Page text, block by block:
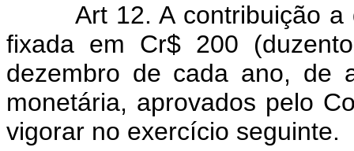
Art 12. A contribuição
fixada em Cr$ 200
dezembro de cada ano, de
monetária, aprovados pelo
vigorar no exercício seguinte.